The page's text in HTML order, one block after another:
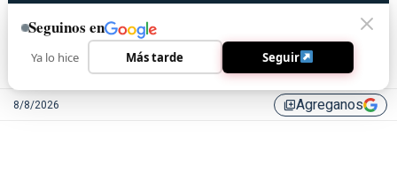
8/8/2026 library_addAgreganos
Seguinos en
Ya lo hice Más tarde Seguir